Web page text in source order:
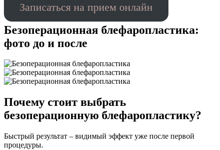
Записаться на прием онлайн
Безоперационная блефаропластика:
фото до и после
Почему стоит выбрать
безоперационную блефаропластику?
Быстрый результат – видимый эффект уже после первой
процедуры.